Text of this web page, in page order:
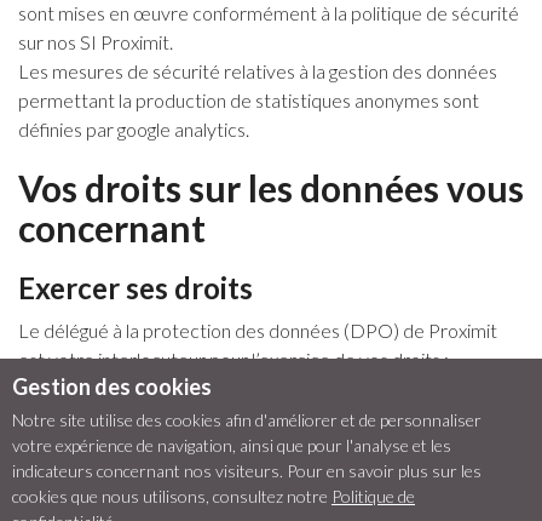
sont mises en œuvre conformément à la politique de sécurité
sur nos SI Proximit.
Les mesures de sécurité relatives à la gestion des données
permettant la production de statistiques anonymes sont
définies par google analytics.
Vos droits sur les données vous
concernant
Exercer ses droits
Le délégué à la protection des données (DPO) de Proximit
est votre interlocuteur pour l’exercice de vos droits :
dpo@proximit.fr.
Réclamation (plainte) auprès de la
CNIL
Gestion des cookies
Notre site utilise des cookies afin d'améliorer et de personnaliser
votre expérience de navigation, ainsi que pour l'analyse et les
indicateurs concernant nos visiteurs. Pour en savoir plus sur les
cookies que nous utilisons, consultez notre Politique de